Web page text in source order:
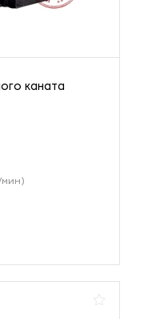
каната
мин)